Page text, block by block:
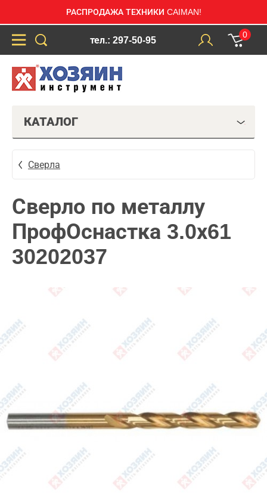
РАСПРОДАЖА ТЕХНИКИ CAIMAN!
тел.: 297-50-95
0
КАТАЛОГ
Сверла
Сверло по металлу
ПрофОснастка 3.0х61
30202037